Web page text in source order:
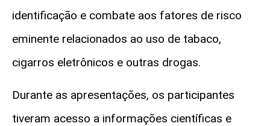
identificação e combate aos fatores de risco
eminente relacionados ao uso de tabaco,
cigarros eletrônicos e outras drogas.
Durante as apresentações, os participantes
tiveram acesso a informações científicas e